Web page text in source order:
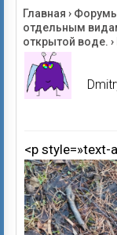
Главная ›
отдельным
открытой воде. ›
<p style=»text-